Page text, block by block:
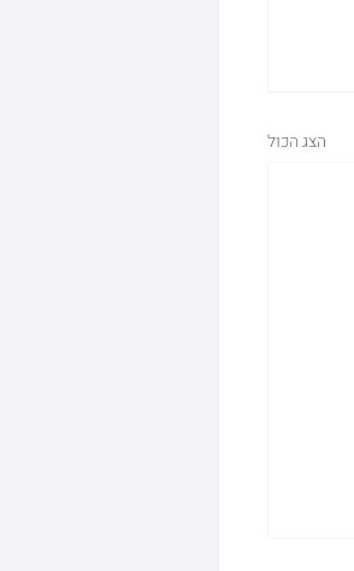
הצג הכול